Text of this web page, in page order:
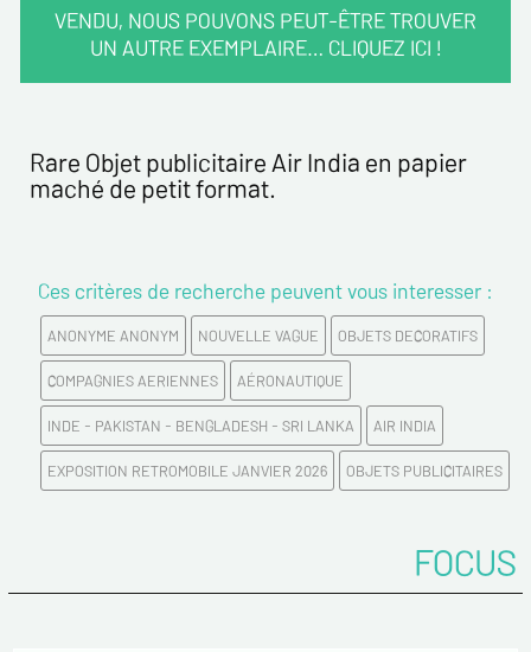
VENDU, NOUS POUVONS PEUT-ÊTRE TROUVER
UN AUTRE EXEMPLAIRE… CLIQUEZ ICI !
Nom*
Email*
Confirmez votre Email*
Tél.
Rare Objet publicitaire Air India en papier
maché de petit format.
Ces critères de recherche peuvent vous interesser :
ANONYME ANONYM NOUVELLE VAGUE OBJETS DECORATIFS
COMPAGNIES AERIENNES AÉRONAUTIQUE
INDE - PAKISTAN - BENGLADESH - SRI LANKA AIR INDIA
EXPOSITION RETROMOBILE JANVIER 2026 OBJETS PUBLICITAIRES
FOCUS